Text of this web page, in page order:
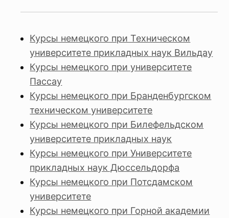
Курсы немецкого при Техническом
университете прикладных наук Вильдау
Курсы немецкого при университете
Пассау
Курсы немецкого при Бранденбургском
техническом университете
Курсы немецкого при Билефельдском
университете прикладных наук
Курсы немецкого при Университете
прикладных наук Дюссельдорфа
Курсы немецкого при Потсдамском
университете
Курсы немецкого при Горной академии